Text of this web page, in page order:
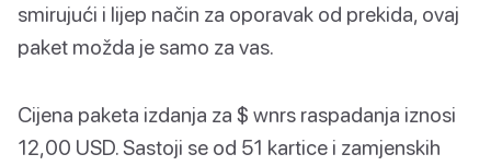
smirujući i lijep način za oporavak od prekida, ovaj
paket možda je samo za vas.
Cijena paketa izdanja za $ wnrs raspadanja iznosi
12,00 USD. Sastoji se od 51 kartice i zamjenskih